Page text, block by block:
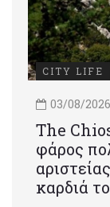
CITY LIFE
03/08/2026
Τhe
φάρος
καρδιά